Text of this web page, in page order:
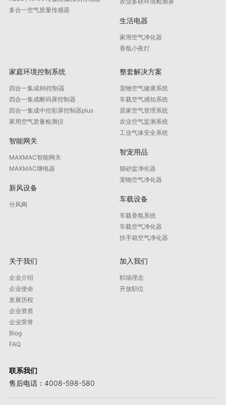
多合一空气质量传感器
生活电器
家用空气净化器
香氛小夜灯
家庭环境控制系统
四合一集成86控制器
四合一集成断码屏控制器
四合一集成中控彩屏控制器plus
家用空气质量检测仪
智能网关
MAXMAC智能网关
MAXMAC继电器
新风设备
分风阀
整套解决方案
宠物空气健康系统
车载空气感知系统
居家空气管理系统
农业空气监测系统
工业气体安全系统
智宠用品
猫砂盆净化器
宠物空气净化器
车载设备
车载香氛系统
车载空气净化器
扶手箱空气净化器
关于我们
企业介绍
企业使命
发展历程
企业资质
企业荣誉
Blog
FAQ
加入我们
职场理念
开放职位
联系我们
售后电话：4008-598-580